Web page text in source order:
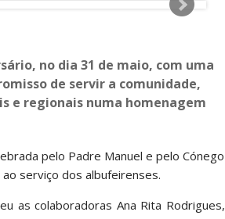
no dia 31 de maio, com uma
de servir a comunidade,
e regionais numa homenagem
pelo Padre Manuel e pelo Cónego
serviço dos albufeirenses.
as colaboradoras Ana Rita Rodrigues,